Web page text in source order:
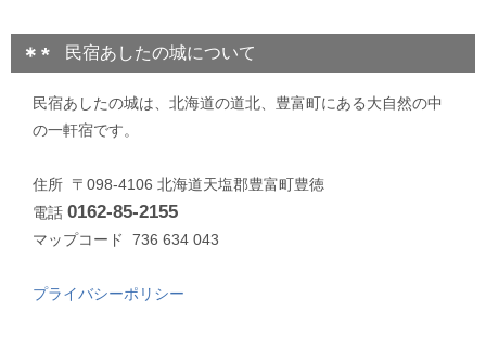
民宿あしたの城について
民宿あしたの城は、北海道の道北、豊富町にある大自然の中
の一軒宿です。
住所 〒098-4106 北海道天塩郡豊富町豊徳
電話 0162-85-2155
マップコード 736 634 043
プライバシーポリシー